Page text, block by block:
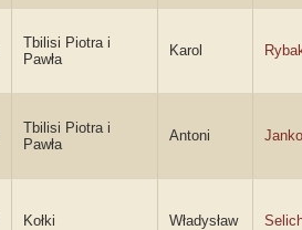
Tbilisi Piotra i
Pawła
Karol
Tbilisi Piotra i
Pawła
Antoni
Kołki Władysław